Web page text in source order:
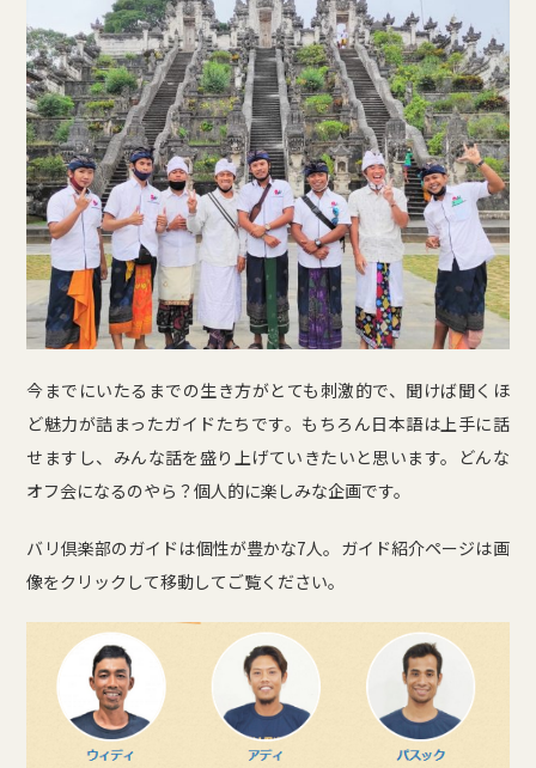
今までにいたるまでの生き方がとても刺激的で、聞けば聞くほ
ど魅力が詰まったガイドたちです。もちろん日本語は上手に話
せますし、みんな話を盛り上げていきたいと思います。どんな
オフ会になるのやら？個人的に楽しみな企画です。
バリ倶楽部のガイドは個性が豊かな7人。ガイド紹介ページは画
像をクリックして移動してご覧ください。